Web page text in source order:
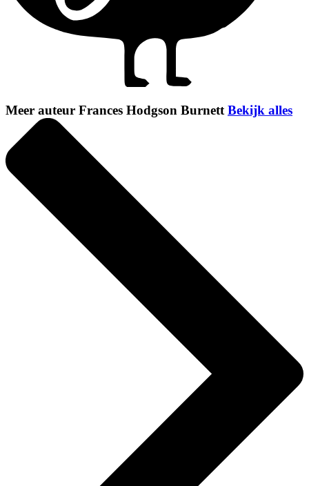
Meer auteur Frances Hodgson Burnett Bekijk alles